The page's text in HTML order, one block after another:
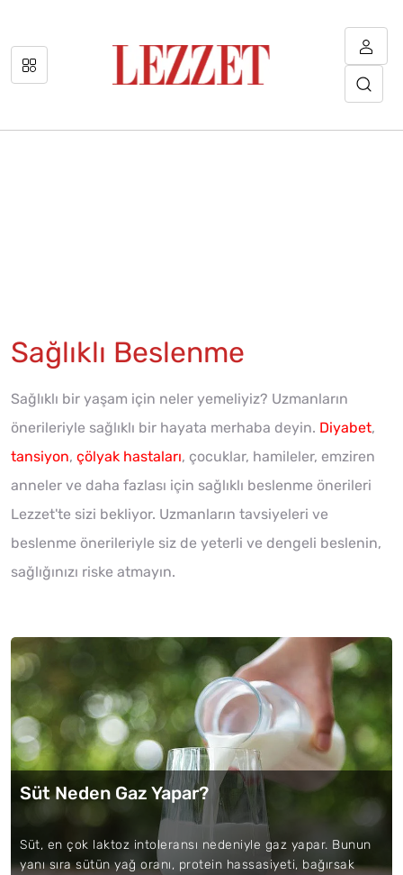
Sağlıklı Beslenme
Sağlıklı bir yaşam için neler yemeliyiz? Uzmanların
önerileriyle sağlıklı bir hayata merhaba deyin. Diyabet,
tansiyon, çölyak hastaları, çocuklar, hamileler, emziren
anneler ve daha fazlası için sağlıklı beslenme önerileri
Lezzet'te sizi bekliyor. Uzmanların tavsiyeleri ve
beslenme önerileriyle siz de yeterli ve dengeli beslenin,
sağlığınızı riske atmayın.
Süt Neden Gaz Yapar?
Süt, en çok laktoz intoleransı nedeniyle gaz yapar. Bunun
yanı sıra sütün yağ oranı, protein hassasiyeti, bağırsak